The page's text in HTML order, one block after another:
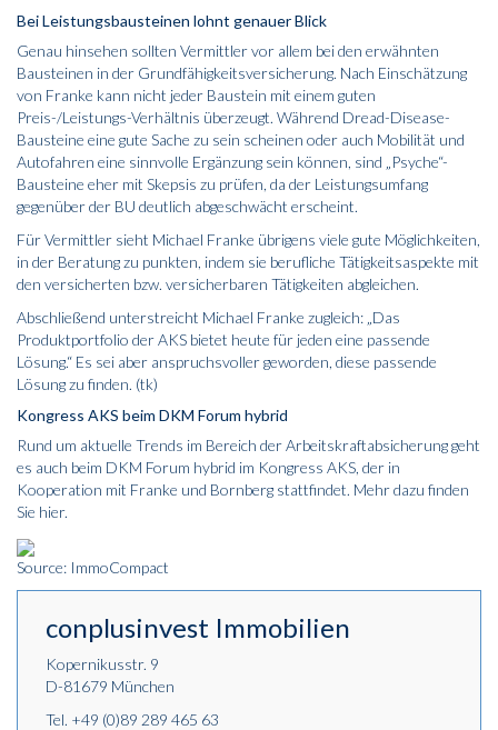
Bei Leistungsbausteinen lohnt genauer Blick
Genau hinsehen sollten Vermittler vor allem bei den erwähnten
Bausteinen in der Grundfähigkeitsversicherung. Nach Einschätzung
von Franke kann nicht jeder Baustein mit einem guten
Preis-/Leistungs-Verhältnis überzeugt. Während Dread-Disease-
Bausteine eine gute Sache zu sein scheinen oder auch Mobilität und
Autofahren eine sinnvolle Ergänzung sein können, sind „Psyche“-
Bausteine eher mit Skepsis zu prüfen, da der Leistungsumfang
gegenüber der BU deutlich abgeschwächt erscheint.
Für Vermittler sieht Michael Franke übrigens viele gute Möglichkeiten,
in der Beratung zu punkten, indem sie berufliche Tätigkeitsaspekte mit
den versicherten bzw. versicherbaren Tätigkeiten abgleichen.
Abschließend unterstreicht Michael Franke zugleich: „Das
Produktportfolio der AKS bietet heute für jeden eine passende
Lösung.“ Es sei aber anspruchsvoller geworden, diese passende
Lösung zu finden. (tk)
Kongress AKS beim DKM Forum hybrid
Rund um aktuelle Trends im Bereich der Arbeitskraftabsicherung geht
es auch beim DKM Forum hybrid im Kongress AKS, der in
Kooperation mit Franke und Bornberg stattfindet. Mehr dazu finden
Sie hier.
Source: ImmoCompact
conplusinvest Immobilien
Kopernikusstr. 9
D-81679 München
Tel. +49 (0)89 289 465 63